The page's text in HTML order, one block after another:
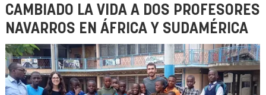
CAMBIADO LA VIDA A DOS PROFESORES
NAVARROS EN ÁFRICA Y SUDAMÉRICA